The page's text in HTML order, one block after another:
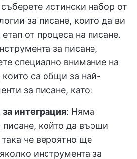
истински набор от
за писане, които да ви
от процеса на писане.
за писане,
специално внимание на
които са общи за най-
за писане, като:
интеграция: Няма
писане, който да върши
така че вероятно ще
инструмента за